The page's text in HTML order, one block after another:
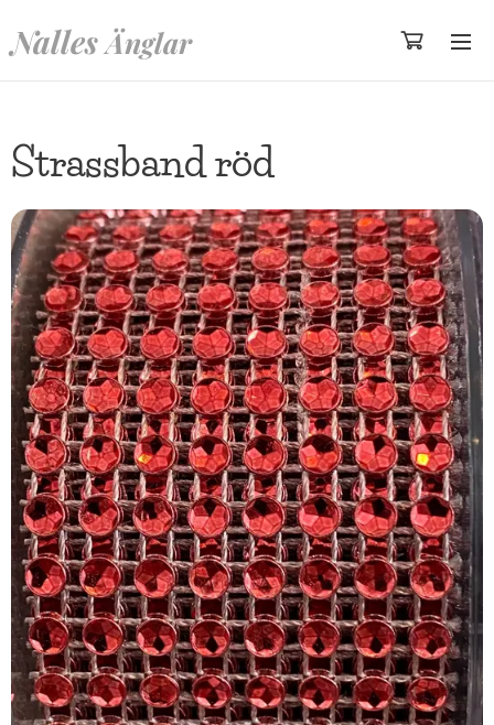
Nalles Änglar
Strassband röd